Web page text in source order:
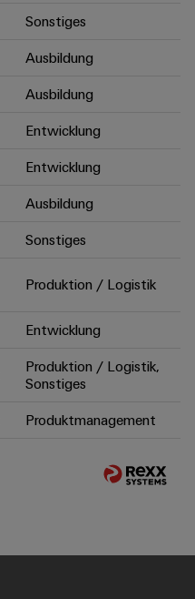
Sonstiges
Ausbildung
Ausbildung
Entwicklung
Entwicklung
Ausbildung
Sonstiges
Produktion / Logistik
Entwicklung
Produktion / Logistik,
Sonstiges
Produktmanagement